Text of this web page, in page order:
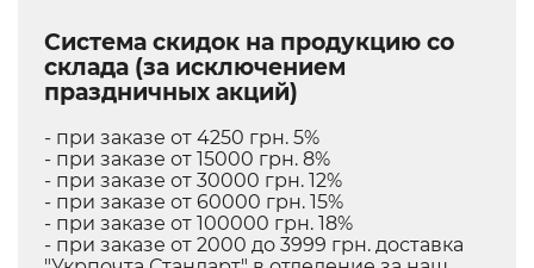
Система скидок на продукцию со
склада (за исключением
праздничных акций)
- при заказе от 4250 грн. 5%
- при заказе от 15000 грн. 8%
- при заказе от 30000 грн. 12%
- при заказе от 60000 грн. 15%
- при заказе от 100000 грн. 18%
- при заказе от 2000 до 3999 грн. доставка